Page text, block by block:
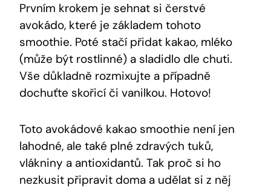
Prvním krokem je sehnat si‌ čerstvé
avokádo, které je základem tohoto
smoothie. ‍Poté stačí přidat kakao, mléko
(může být rostlinné) a sladidlo dle ‌chuti.
Vše důkladně rozmixujte a případně
dochuťte skořicí či vanilkou. Hotovo!
Toto avokádové kakao smoothie není jen
lahodné, ale také plné zdravých tuků,
vlákniny a antioxidantů. Tak proč si ho
nezkusit připravit doma a udělat si z něj